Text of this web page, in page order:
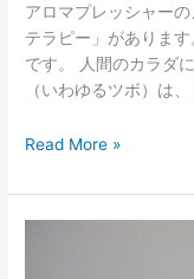
アロマプレッシャー
テラピー」がありま
です。 人間のカラダ
（いわゆるツボ）は
ン
ト
テ
ラ
ー
Read More »